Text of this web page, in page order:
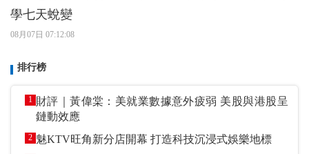
學七天蛻變
08月07日 07:12:08
排行榜
1 財評｜黃偉棠：美就業數據意外疲弱 美股與港股呈
鏈動效應
2 魅KTV旺角新分店開幕 打造科技沉浸式娛樂地標